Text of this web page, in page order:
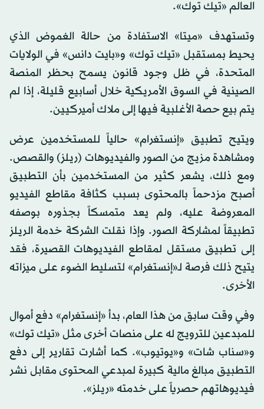
العالم «تيك توك».
وتستهدف «ميتا» الاستفادة من حالة الغموض الذي
يحيط بمستقبل «تيك توك» و«بايت دانس» في الولايات
المتحدة، في ظل وجود قانون يسمح بحظر المنصة
الصينية في السوق الأمريكية خلال أسابيع قليلة، إذا لم
يتم بيع حصة الأغلبية فيها إلى ملاك أميركيين.
ويتيح تطبيق «إنستغرام» حالياً للمستخدمين عرض
ومشاهدة مزيج من الصور والفيديوهات (ريلز) والقصص.
ومع ذلك، يشعر كثير من المستخدمين بأن التطبيق
أصبح مزدحماً بالمحتوى بسبب كثافة مقاطع الفيديو
المعروضة عليه، ولم يعد متمسكاً بجذوره بوصفه
تطبيقاً لمشاركة الصور. وإذا نقلت الشركة خدمة الريلز
إلى تطبيق مستقل لمقاطع الفيديوهات القصيرة، فقد
يتيح ذلك فرصة لـ«إنستغرام» لتسليط الضوء على ميزاته
الأخرى.
وفي وقت سابق من هذا العام، بدأ «إنستغرام» دفع أموال
للمبدعين للترويج له على منصات أخرى مثل «تيك توك»
و«سناب شات» و«يوتيوب». كما أشارت تقارير إلى دفع
التطبيق مبالغ مالية كبيرة لمبدعي المحتوى مقابل نشر
فيديوهاتهم حصرياً على خدمته «ريلز».